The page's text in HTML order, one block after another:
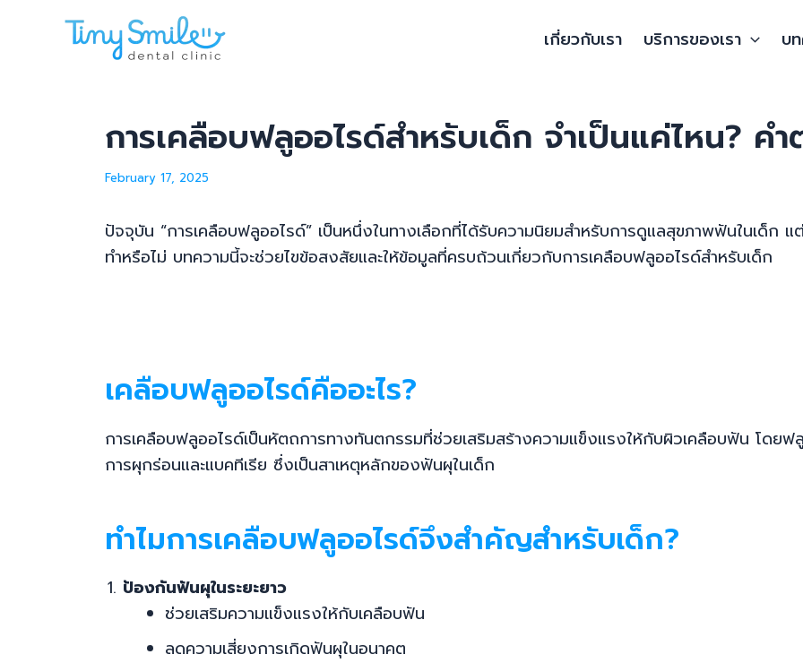
เกี่ยวกับเรา บริการของเรา บ
การเคลือบฟลูออไรด์สำหรับเด็ก จำเป็นแค่ไหน?
February 17, 2025
ปัจจุบัน “การเคลือบฟลูออไรด์” เป็นหนึ่งในทางเลือกที่ได้รับความนิยมสำหรับการดูแลสุขภาพฟันในเด็ก
ทำหรือไม่ บทความนี้จะช่วยไขข้อสงสัยและให้ข้อมูลที่ครบถ้วนเกี่ยวกับการเคลือบฟลูออไรด์สำหรับเด็ก
เคลือบฟลูออไรด์คืออะไร?
การเคลือบฟลูออไรด์เป็นหัตถการทางทันตกรรมที่ช่วยเสริมสร้างความแข็งแรงให้กับผิวเคลือบฟัน โดยฟ
การผุกร่อนและแบคทีเรีย ซึ่งเป็นสาเหตุหลักของฟันผุในเด็ก
ทำไมการเคลือบฟลูออไรด์จึงสำคัญสำหรับเด็ก?
ป้องกันฟันผุในระยะยาว
ช่วยเสริมความแข็งแรงให้กับเคลือบฟัน
ลดความเสี่ยงการเกิดฟันผุในอนาคต
navigation